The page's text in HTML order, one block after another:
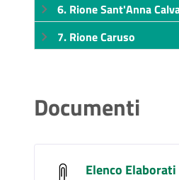
6. Rione Sant'Anna
7. Rione Caruso
Documenti
Elenco Elaborati